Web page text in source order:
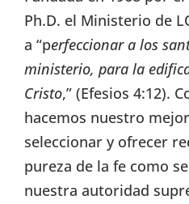
Ph.D. el Ministerio de
a “perfeccionar a los
ministerio, para la
Cristo,” (Efesios 4:12).
hacemos nuestro
seleccionar y ofrecer
pureza de la fe como
nuestra autoridad